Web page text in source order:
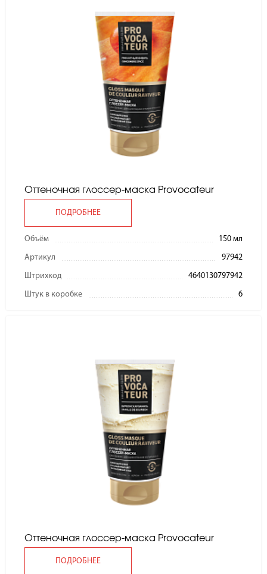
Оттеночная глоссер-маска Provocateur
ПОДРОБНЕЕ
Объём 150 мл
Артикул 97942
Штрихкод 4640130797942
Штук в коробке 6
Оттеночная глоссер-маска Provocateur
ПОДРОБНЕЕ